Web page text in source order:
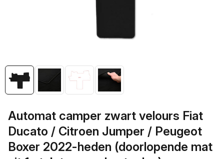
Automat camper zwart velours Fiat
Ducato / Citroen Jumper / Peugeot
Boxer 2022-heden (doorlopende mat